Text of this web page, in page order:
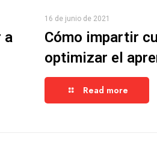
a
16 de junio de 2021
Cómo impartir
optimizar el
Read more